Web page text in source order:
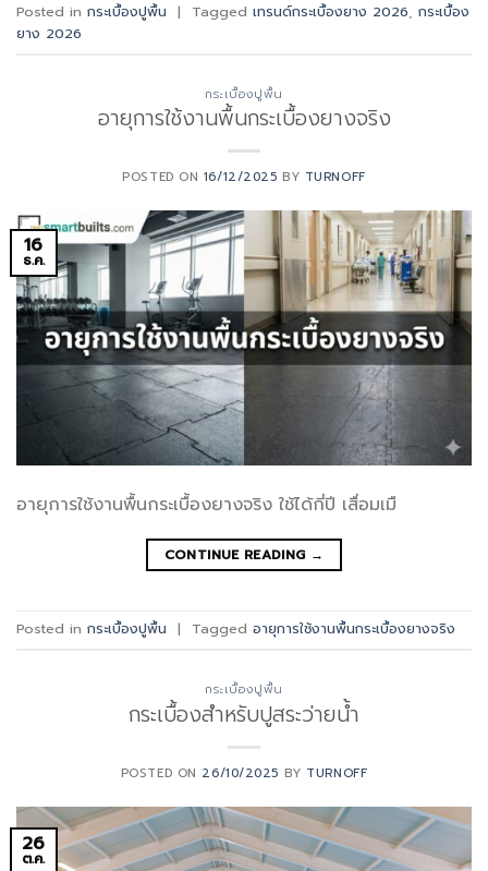
Posted in กระเบื้องปูพื้น | Tagged เทรนด์กระเบื้องยาง 2026, กระเบื้อง
ยาง 2026
กระเบื้องปูพื้น
อายุการใช้งานพื้นกระเบื้องยางจริง
POSTED ON 16/12/2025 BY TURNOFF
16
ธ.ค.
อายุการใช้งานพื้นกระเบื้องยางจริง ใช้ได้กี่ปี เสื่อมเมื
CONTINUE READING →
Posted in กระเบื้องปูพื้น | Tagged อายุการใช้งานพื้นกระเบื้องยางจริง
กระเบื้องปูพื้น
กระเบื้องสำหรับปูสระว่ายน้ำ
POSTED ON 26/10/2025 BY TURNOFF
26
ต.ค.